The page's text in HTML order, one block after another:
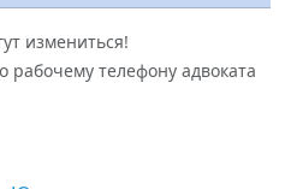
измениться!
рабочему телефону адвоката